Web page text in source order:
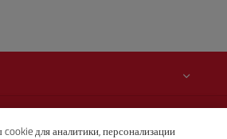
для аналитики, персонализации